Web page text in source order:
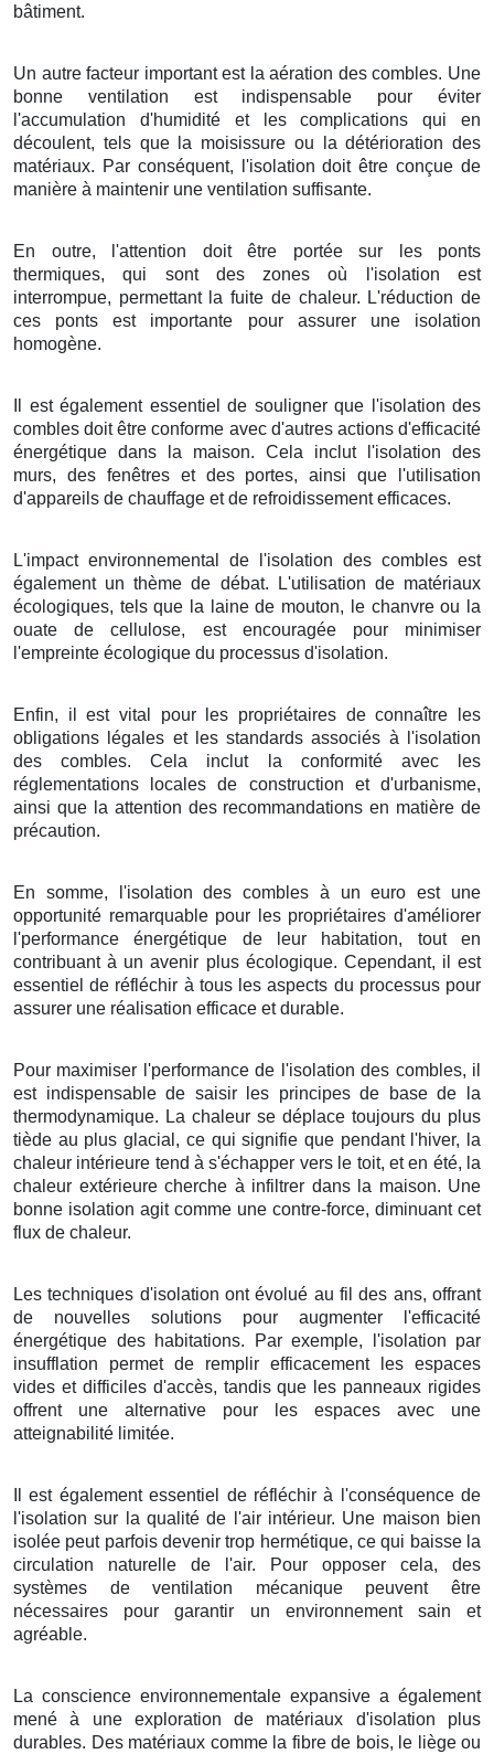
bâtiment.
Un autre facteur important est la aération des combles. Une
bonne ventilation est indispensable pour éviter
l'accumulation d'humidité et les complications qui en
découlent, tels que la moisissure ou la détérioration des
matériaux. Par conséquent, l'isolation doit être conçue de
manière à maintenir une ventilation suffisante.
En outre, l'attention doit être portée sur les ponts
thermiques, qui sont des zones où l'isolation est
interrompue, permettant la fuite de chaleur. L'réduction de
ces ponts est importante pour assurer une isolation
homogène.
Il est également essentiel de souligner que l'isolation des
combles doit être conforme avec d'autres actions d'efficacité
énergétique dans la maison. Cela inclut l'isolation des
murs, des fenêtres et des portes, ainsi que l'utilisation
d'appareils de chauffage et de refroidissement efficaces.
L'impact environnemental de l'isolation des combles est
également un thème de débat. L'utilisation de matériaux
écologiques, tels que la laine de mouton, le chanvre ou la
ouate de cellulose, est encouragée pour minimiser
l'empreinte écologique du processus d'isolation.
Enfin, il est vital pour les propriétaires de connaître les
obligations légales et les standards associés à l'isolation
des combles. Cela inclut la conformité avec les
réglementations locales de construction et d'urbanisme,
ainsi que la attention des recommandations en matière de
précaution.
En somme, l'isolation des combles à un euro est une
opportunité remarquable pour les propriétaires d'améliorer
l'performance énergétique de leur habitation, tout en
contribuant à un avenir plus écologique. Cependant, il est
essentiel de réfléchir à tous les aspects du processus pour
assurer une réalisation efficace et durable.
Pour maximiser l'performance de l'isolation des combles, il
est indispensable de saisir les principes de base de la
thermodynamique. La chaleur se déplace toujours du plus
tiède au plus glacial, ce qui signifie que pendant l'hiver, la
chaleur intérieure tend à s'échapper vers le toit, et en été, la
chaleur extérieure cherche à infiltrer dans la maison. Une
bonne isolation agit comme une contre-force, diminuant cet
flux de chaleur.
Les techniques d'isolation ont évolué au fil des ans, offrant
de nouvelles solutions pour augmenter l'efficacité
énergétique des habitations. Par exemple, l'isolation par
insufflation permet de remplir efficacement les espaces
vides et difficiles d'accès, tandis que les panneaux rigides
offrent une alternative pour les espaces avec une
atteignabilité limitée.
Il est également essentiel de réfléchir à l'conséquence de
l'isolation sur la qualité de l'air intérieur. Une maison bien
isolée peut parfois devenir trop hermétique, ce qui baisse la
circulation naturelle de l'air. Pour opposer cela, des
systèmes de ventilation mécanique peuvent être
nécessaires pour garantir un environnement sain et
agréable.
La conscience environnementale expansive a également
mené à une exploration de matériaux d'isolation plus
durables. Des matériaux comme la fibre de bois, le liège ou